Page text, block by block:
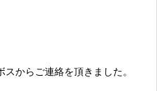
からご連絡を頂きました。